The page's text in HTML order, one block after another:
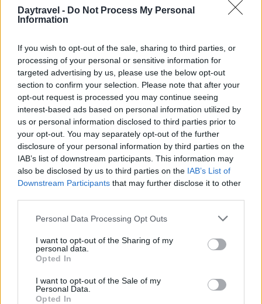
Daytravel - Do Not Process My Personal
Information
If you wish to opt-out of the sale, sharing to third parties, or
processing of your personal or sensitive information for
targeted advertising by us, please use the below opt-out
section to confirm your selection. Please note that after your
opt-out request is processed you may continue seeing
interest-based ads based on personal information utilized by
us or personal information disclosed to third parties prior to
your opt-out. You may separately opt-out of the further
disclosure of your personal information by third parties on the
IAB’s list of downstream participants. This information may
also be disclosed by us to third parties on the IAB’s List of
Downstream Participants that may further disclose it to other
Please note that this website/app uses one or more Google
not limited to your visit or usage behaviour. You may click to
grant or deny consent to Google and its third-party tags to
use your data for below specified purposes in below Google
consent section.
Personal Data Processing Opt Outs
I want to opt-out of the Sharing of my
personal data.
Opted In
I want to opt-out of the Sale of my
Personal Data.
Opted In
Bardonecchia rappresenta un’opzione ideale per chi
desidera esplorare la montagna senza
combinazione perfetta di bellezza naturale, attività
emozionanti e convenienza, rendendo ogni
weekend un’esperienza memorabile.
AUTORE
Bianca Magni
Bianca Magni ha trascritto a mano il diario di
un collezionista fiorentino trovato all'Archivio
urbano; è collaboratrice storica che propone
percorsi culturali e note d'archivio. Vive a
biblioteche storiche cittadine.